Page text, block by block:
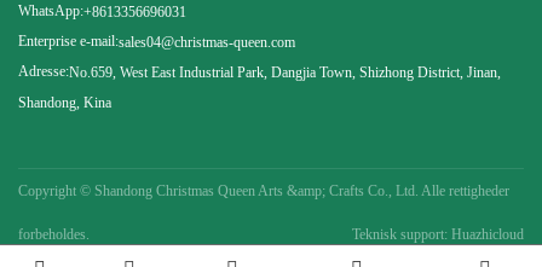
WhatsApp:+8613356696031
Enterprise e-mail:sales04@christmas-queen.com
Adresse:No.659, West East Industrial Park, Dangjia Town, Shizhong District, Jinan,
Shandong, Kina
Copyright © Shandong Christmas Queen Arts &amp; Crafts Co., Ltd. Alle rettigheder
forbeholdes. Teknisk support: Huazhicloud